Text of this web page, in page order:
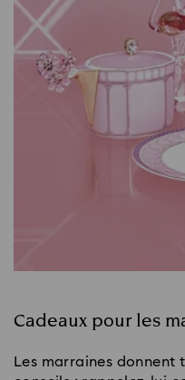
Cadeaux pour les
Les marraines donnent